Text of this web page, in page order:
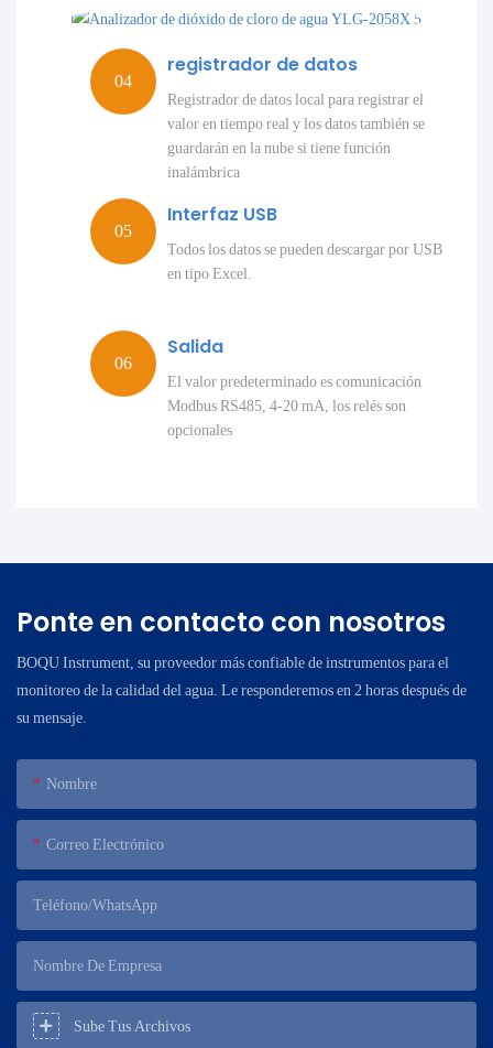
registrador de datos
Registrador de datos local para registrar el
valor en tiempo real y los datos también se
guardarán en la nube si tiene función
inalámbrica
Interfaz USB
Todos los datos se pueden descargar por USB
en tipo Excel.
Salida
El valor predeterminado es comunicación
Modbus RS485, 4-20 mA, los relés son
opcionales
Ponte en contacto con nosotros
BOQU Instrument, su proveedor más confiable de instrumentos para el
monitoreo de la calidad del agua. Le responderemos en 2 horas después de
su mensaje.
Nombre
Correo Electrónico
Teléfono/WhatsApp
Nombre De Empresa
Sube Tus Archivos